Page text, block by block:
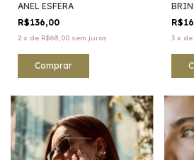
ANEL ESFERA
R$136,00
2 x de R$68,00 sem juros
Comprar
3 x de